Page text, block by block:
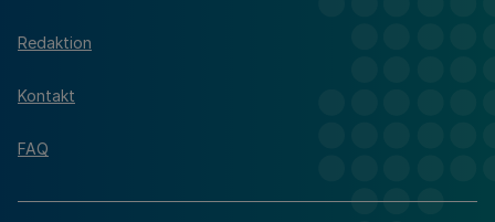
Redaktion
Kontakt
FAQ